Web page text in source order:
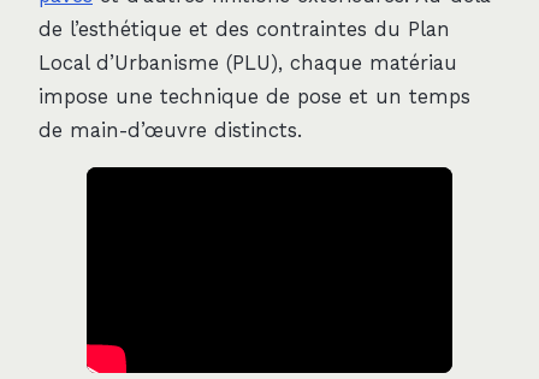
de l’esthétique et des contraintes du Plan
Local d’Urbanisme (PLU), chaque matériau
impose une technique de pose et un temps
de main-d’œuvre distincts.